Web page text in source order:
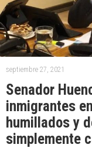
septiembre 27, 2021
Senador
inmigrantes
humillados y
simplemente